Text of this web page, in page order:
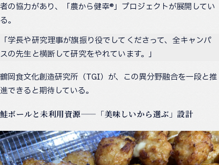
者の協力があり、「農から健幸®」プロジェクトが展開してい
る。
「学長や研究理事が旗振り役でしてくださって、全キャンパ
スの先生と横断して研究をやれています。」
鶴岡食文化創造研究所（TGI）が、この異分野融合を一段と推
進できると期待している。
鮭ボールと未利用資源——「美味しいから選ぶ」設計